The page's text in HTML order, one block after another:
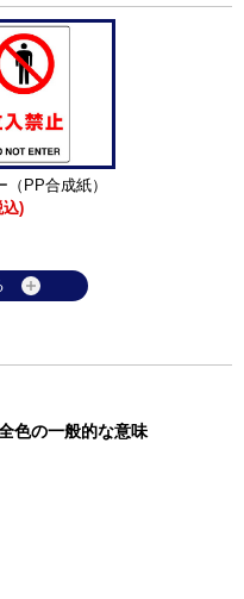
（PP合成紙）
込)
色の一般的な意味